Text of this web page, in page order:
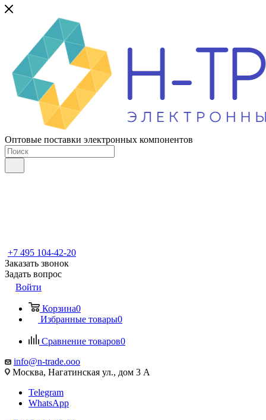
Оптовые поставки электронных компонентов
+7 495 104-42-20
Заказать звонок
Задать вопрос
Войти
Корзина0
Избранные товары0
Сравнение товаров0
info@n-trade.ooo
Москва, Нагатинская ул., дом 3 А
Telegram
WhatsApp